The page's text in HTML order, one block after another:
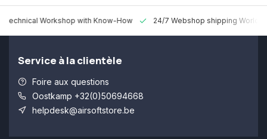
Technical Workshop with Know-How 24/7 Webshop shipping
Service à la clientèle
Foire aux questions
Oostkamp +32(0)50694668
helpdesk@airsoftstore.be